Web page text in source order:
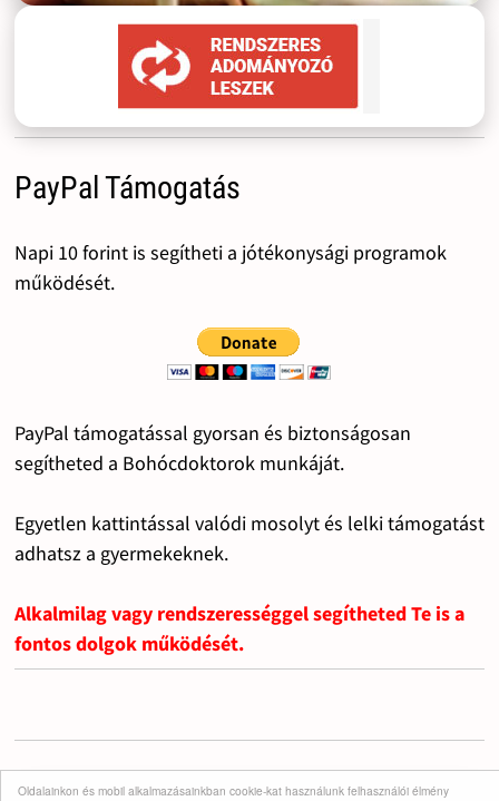
Oldalainkon és mobil alkalmazásainkban cookie-kat használunk felhasználói élmény
PayPal Támogatás
Napi 10 forint is segítheti a jótékonysági programok
működését.
PayPal támogatással gyorsan és biztonságosan
segítheted a Bohócdoktorok munkáját.
Egyetlen kattintással valódi mosolyt és lelki támogatást
adhatsz a gyermekeknek.
Alkalmilag vagy rendszerességgel segítheted Te is a
fontos dolgok működését.